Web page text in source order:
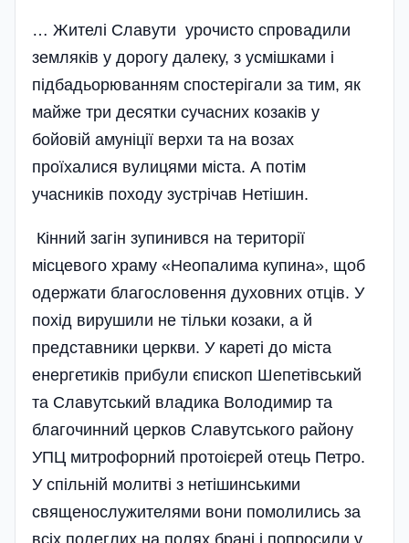
… Жителі Славути урочисто спровадили
земляків у дорогу далеку, з усмішками і
підбадьо­рюванням спостерігали за тим, як
майже три десятки сучасних козаків у
бойовій амуніції верхи та на возах
проїхалися вулицями міста. А потім
учасників походу зустрічав Нетішин.
Кінний загін зупинився на території
місцевого храму «Неопалима купина», щоб
одержати благословення духовних отців. У
похід вирушили не тільки козаки, а й
представники церкви. У кареті до міста
енергетиків прибули єпископ Шепетівський
та Славутський владика Володимир та
благочинний церков Славутського району
УПЦ митрофорний протоієрей отець Петро.
У спільній молитві з нетішинськими
священослужителями вони помолились за